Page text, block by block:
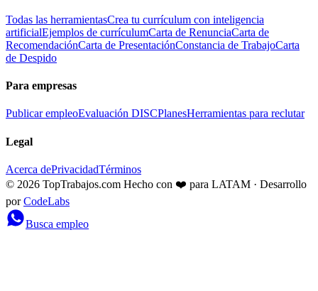
Todas las herramientasCrea tu currículum con inteligencia
artificialEjemplos de currículumCarta de RenunciaCarta de
RecomendaciónCarta de PresentaciónConstancia de TrabajoCarta
de Despido
Para empresas
Publicar empleoEvaluación DISCPlanesHerramientas para reclutar
Legal
Acerca dePrivacidadTérminos
© 2026 TopTrabajos.com Hecho con ❤️ para LATAM · Desarrollo
por CodeLabs
Busca empleo